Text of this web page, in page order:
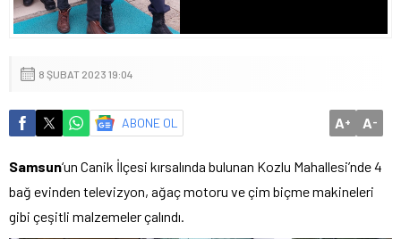
8 ŞUBAT 2023 19:04
ABONE OL A+ A-
Samsun‘un Canik İlçesi kırsalında bulunan Kozlu Mahallesi’nde 4
bağ evinden televizyon, ağaç motoru ve çim biçme makineleri
gibi çeşitli malzemeler çalındı.